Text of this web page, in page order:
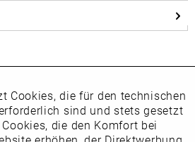
uns auf Instagram
Aktiv
Inaktiv
Cookies, die für den technischen
sind und stets gesetzt
die den Komfort bei